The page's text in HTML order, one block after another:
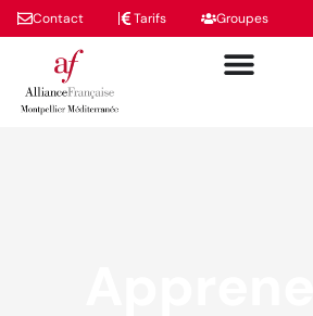
Contact Tarifs Groupes